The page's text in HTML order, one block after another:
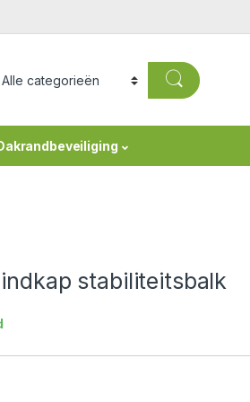
stabiliteitsbalk